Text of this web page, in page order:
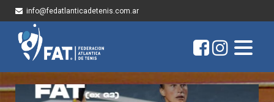
info@fedatlanticadetenis.com.ar